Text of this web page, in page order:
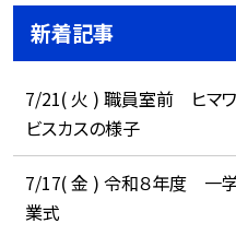
新着記事
7/21( 火 ) 職員室前 ヒマワ
ビスカスの様子
7/17( 金 ) 令和８年度 一
業式